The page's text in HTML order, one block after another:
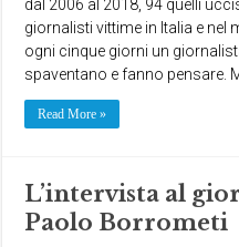
dal 2006 al 2018, 94 quelli
giornalisti vittime in Italia e nel
ogni cinque giorni un
spaventano e fanno pensare.
Read More »
L’intervista al
Paolo Borrometi